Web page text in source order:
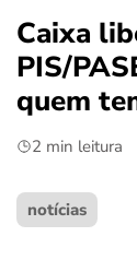
finanças
benefícios
últimas
Caixa
PIS/
quem
2 min leitura
notícias